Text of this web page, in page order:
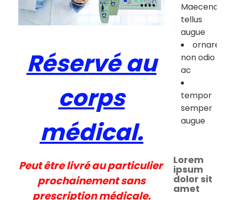
Réservé au
corps
médical.
Peut être livré au particulier
prochainement sans
prescription médicale.
Maecenas
tellus
augue
ornare
non odio
ac
tempor
semper
augue
Lorem
ipsum
dolor sit
amet